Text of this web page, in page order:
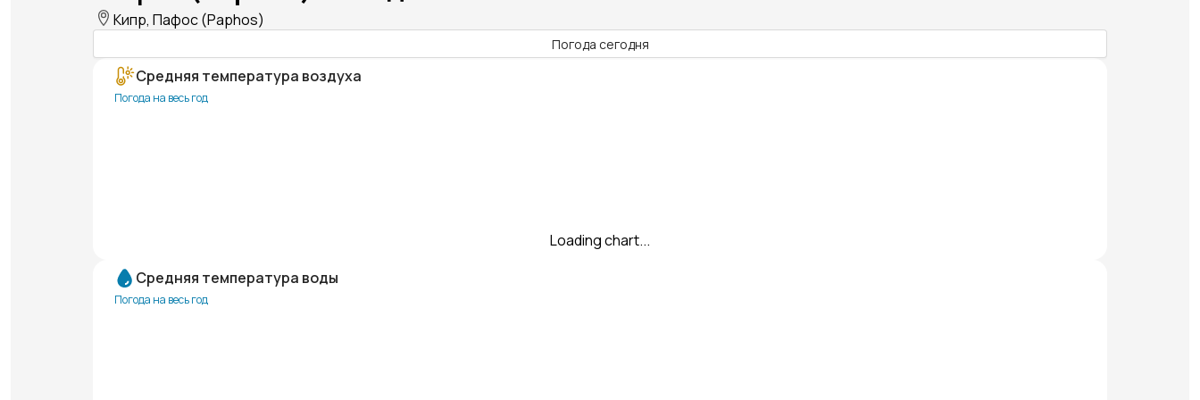
Кипр, Пафос (Paphos)
Погода сегодня
Средняя температура воздуха
Погода на весь год
Loading chart...
Средняя температура воды
Погода на весь год